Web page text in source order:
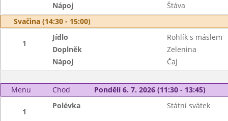
Nápoj
Štáva
Svačina (14:30 - 15:00)
1
Jídlo
Rohlík s máslem
Doplněk
Zelenina
Nápoj
Čaj
Menu Chod Pondělí 6. 7. 2026 (11:30 - 13:45)
1
Polévka Státní svátek